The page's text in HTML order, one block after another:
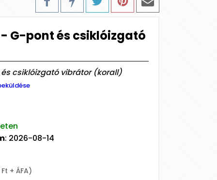
G-pont és csiklóizgató
csiklóizgató vibrátor (korall)
: 2026-08-14
+ ÁFA)